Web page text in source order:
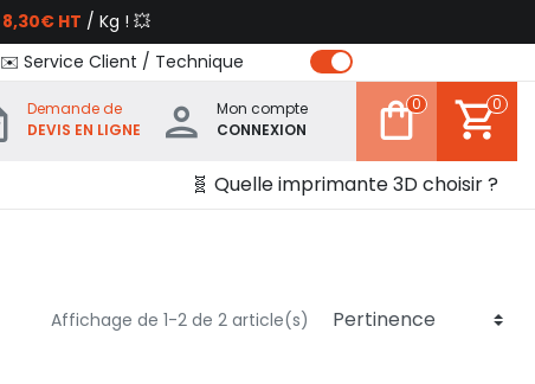
8,30€ HT / Kg ! 💥
✉️ Service Client / Technique
Demande de
DEVIS EN LIGNE
Mon compte
CONNEXION
0 0
🧬 Quelle imprimante 3D choisir ?
Affichage de 1-2 de 2 article(s)